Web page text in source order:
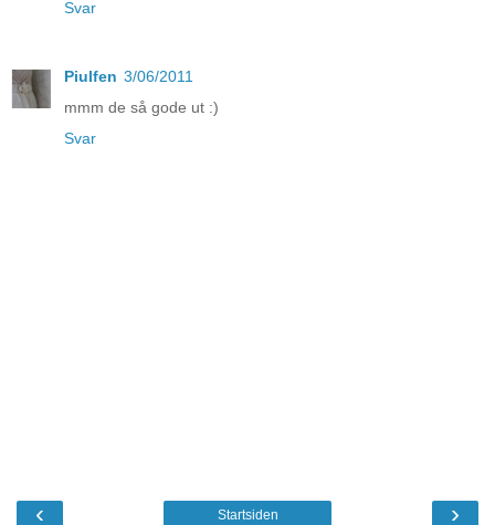
Svar
Piulfen 3/06/2011
mmm de så gode ut :)
Svar
‹ ›
Startsiden